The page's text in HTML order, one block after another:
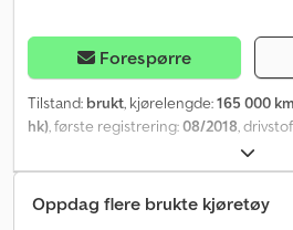
Forespørre
Tilstand: brukt, kjørelengde:165 000 km
hk), første registrering:08/2018,
mekanisk
antall seter:2, total lengde:7 000 mm,
mm
, lasteplassbredde: 1 780 mm,
Utstyr:
ABS, aircondition,
Oppdag flere brukte kjøretøy